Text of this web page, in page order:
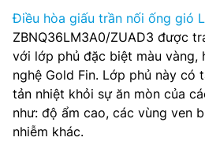
Điều hòa giấu trần nối ống gió
ZBNQ36LM3A0/ZUAD3 được
với lớp phủ đặc biệt màu vàng,
nghệ Gold Fin. Lớp phủ này có
tản nhiệt khỏi sự ăn mòn của
như: độ ẩm cao, các vùng ven
nhiễm khác.